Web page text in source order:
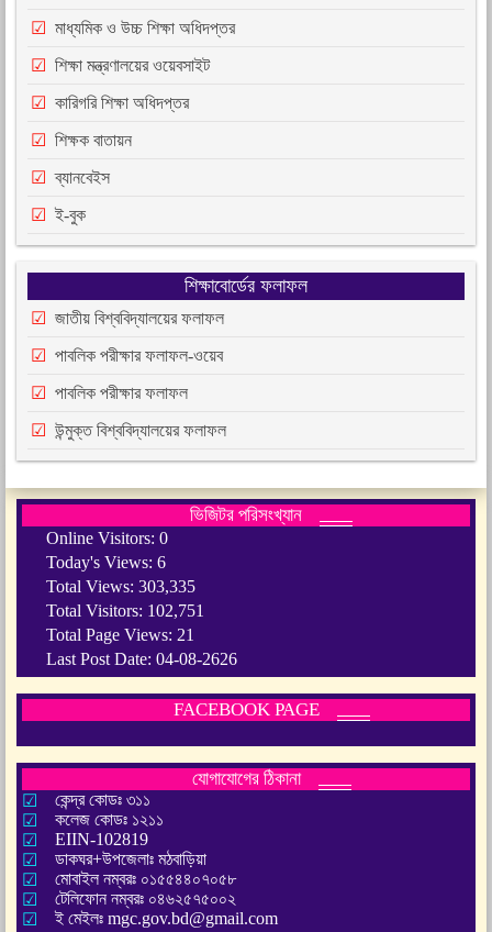
মাধ্যমিক ও উচ্চ শিক্ষা অধিদপ্তর
শিক্ষা মন্ত্রণালয়ের ওয়েবসাইট
কারিগরি শিক্ষা অধিদপ্তর
শিক্ষক বাতায়ন
ব্যানবেইস
ই-বুক
শিক্ষাবোর্ডের ফলাফল
জাতীয় বিশ্ববিদ্যালয়ের ফলাফল
পাবলিক পরীক্ষার ফলাফল-ওয়েব
পাবলিক পরীক্ষার ফলাফল
উন্মুক্ত বিশ্ববিদ্যালয়ের ফলাফল
ভিজিটর পরিসংখ্যান
Online Visitors: 0
Today's Views: 6
Total Views: 303,335
Total Visitors: 102,751
Total Page Views: 21
Last Post Date: 04-08-2626
FACEBOOK PAGE
যোগাযোগের ঠিকানা
কেন্দ্র কোডঃ ৩১১
কলেজ কোডঃ ১২১১
EIIN-102819
ডাকঘর+উপজেলাঃ মঠবাড়িয়া
মোবাইল নম্বরঃ ০১৫৫৪৪০৭০৫৮
টেলিফোন নম্বরঃ ০৪৬২৫৭৫০০২
ই মেইলঃ mgc.gov.bd@gmail.com